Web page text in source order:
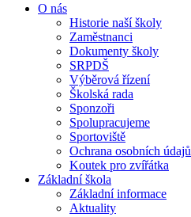
O nás
Historie naší školy
Zaměstnanci
Dokumenty školy
SRPDŠ
Výběrová řízení
Školská rada
Sponzoři
Spolupracujeme
Sportoviště
Ochrana osobních údajů
Koutek pro zvířátka
Základní škola
Základní informace
Aktuality